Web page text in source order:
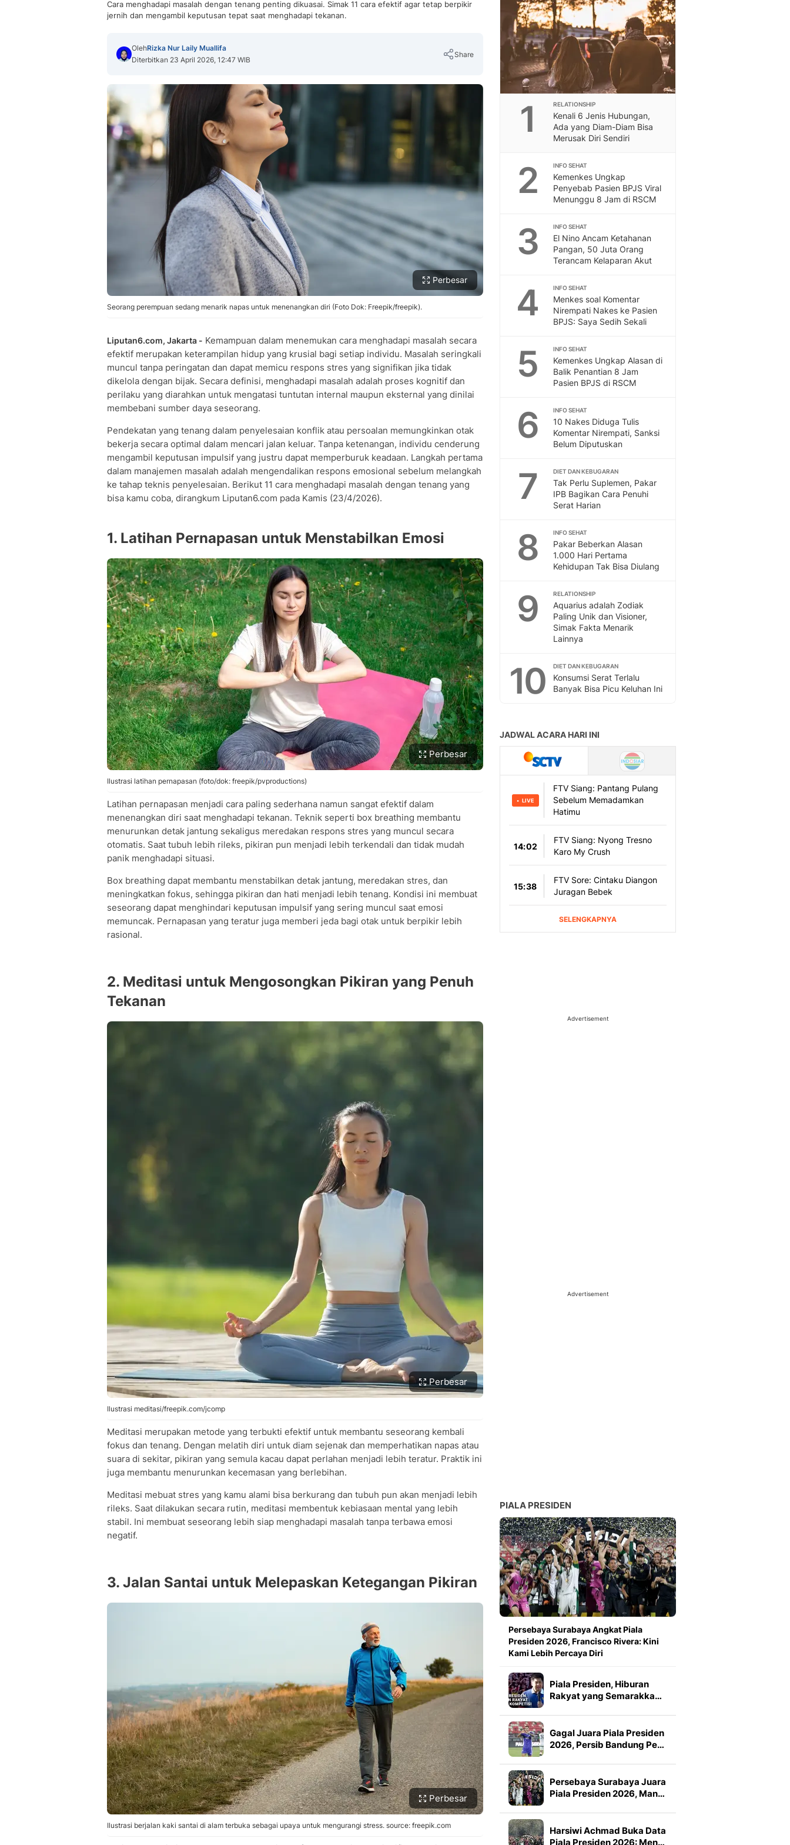
Cara menghadapi masalah dengan tenang penting dikuasai. Simak 11 cara efektif agar tetap berpikir
jernih dan mengambil keputusan tepat saat menghadapi tekanan.
OlehRizka Nur Laily Muallifa
Diterbitkan 23 April 2026, 12:47 WIB
Share
Perbesar
Seorang perempuan sedang menarik napas untuk menenangkan diri (Foto Dok: Freepik/freepik).
Liputan6.com, Jakarta - Kemampuan dalam menemukan cara menghadapi masalah secara
efektif merupakan keterampilan hidup yang krusial bagi setiap individu. Masalah seringkali
muncul tanpa peringatan dan dapat memicu respons stres yang signifikan jika tidak
dikelola dengan bijak. Secara definisi, menghadapi masalah adalah proses kognitif dan
perilaku yang diarahkan untuk mengatasi tuntutan internal maupun eksternal yang dinilai
membebani sumber daya seseorang.
Pendekatan yang tenang dalam penyelesaian konflik atau persoalan memungkinkan otak
bekerja secara optimal dalam mencari jalan keluar. Tanpa ketenangan, individu cenderung
mengambil keputusan impulsif yang justru dapat memperburuk keadaan. Langkah pertama
dalam manajemen masalah adalah mengendalikan respons emosional sebelum melangkah
ke tahap teknis penyelesaian. Berikut 11 cara menghadapi masalah dengan tenang yang
bisa kamu coba, dirangkum Liputan6.com pada Kamis (23/4/2026).
1. Latihan Pernapasan untuk Menstabilkan Emosi
Perbesar
Ilustrasi latihan pernapasan (foto/dok: freepik/pvproductions)
Latihan pernapasan menjadi cara paling sederhana namun sangat efektif dalam
menenangkan diri saat menghadapi tekanan. Teknik seperti box breathing membantu
menurunkan detak jantung sekaligus meredakan respons stres yang muncul secara
otomatis. Saat tubuh lebih rileks, pikiran pun menjadi lebih terkendali dan tidak mudah
panik menghadapi situasi.
Box breathing dapat membantu menstabilkan detak jantung, meredakan stres, dan
meningkatkan fokus, sehingga pikiran dan hati menjadi lebih tenang. Kondisi ini membuat
seseorang dapat menghindari keputusan impulsif yang sering muncul saat emosi
memuncak. Pernapasan yang teratur juga memberi jeda bagi otak untuk berpikir lebih
rasional.
2. Meditasi untuk Mengosongkan Pikiran yang Penuh
Tekanan
Perbesar
Ilustrasi meditasi/freepik.com/jcomp
Meditasi merupakan metode yang terbukti efektif untuk membantu seseorang kembali
fokus dan tenang. Dengan melatih diri untuk diam sejenak dan memperhatikan napas atau
suara di sekitar, pikiran yang semula kacau dapat perlahan menjadi lebih teratur. Praktik ini
juga membantu menurunkan kecemasan yang berlebihan.
Meditasi mebuat stres yang kamu alami bisa berkurang dan tubuh pun akan menjadi lebih
rileks. Saat dilakukan secara rutin, meditasi membentuk kebiasaan mental yang lebih
stabil. Ini membuat seseorang lebih siap menghadapi masalah tanpa terbawa emosi
negatif.
3. Jalan Santai untuk Melepaskan Ketegangan Pikiran
Perbesar
Ilustrasi berjalan kaki santai di alam terbuka sebagai upaya untuk mengurangi stress. source: freepik.com
1 RELATIONSHIP
Kenali 6 Jenis Hubungan,
Ada yang Diam-Diam Bisa
Merusak Diri Sendiri
2 INFO SEHAT
Kemenkes Ungkap
Penyebab Pasien BPJS Viral
Menunggu 8 Jam di RSCM
3 INFO SEHAT
El Nino Ancam Ketahanan
Pangan, 50 Juta Orang
Terancam Kelaparan Akut
4 INFO SEHAT
Menkes soal Komentar
Nirempati Nakes ke Pasien
BPJS: Saya Sedih Sekali
5 INFO SEHAT
Kemenkes Ungkap Alasan di
Balik Penantian 8 Jam
Pasien BPJS di RSCM
6 INFO SEHAT
10 Nakes Diduga Tulis
Komentar Nirempati, Sanksi
Belum Diputuskan
7 DIET DAN KEBUGARAN
Tak Perlu Suplemen, Pakar
IPB Bagikan Cara Penuhi
Serat Harian
8 INFO SEHAT
Pakar Beberkan Alasan
1.000 Hari Pertama
Kehidupan Tak Bisa Diulang
9 RELATIONSHIP
Aquarius adalah Zodiak
Paling Unik dan Visioner,
Simak Fakta Menarik
Lainnya
10 DIET DAN KEBUGARAN
Konsumsi Serat Terlalu
Banyak Bisa Picu Keluhan Ini
Advertisement
Advertisement
PIALA PRESIDEN
Persebaya Surabaya Angkat Piala
Presiden 2026, Francisco Rivera: Kini
Kami Lebih Percaya Diri
Piala Presiden, Hiburan
Rakyat yang Semarakka…
Gagal Juara Piala Presiden
2026, Persib Bandung Pe…
Persebaya Surabaya Juara
Piala Presiden 2026, Man…
Harsiwi Achmad Buka Data
Piala Presiden 2026: Men…